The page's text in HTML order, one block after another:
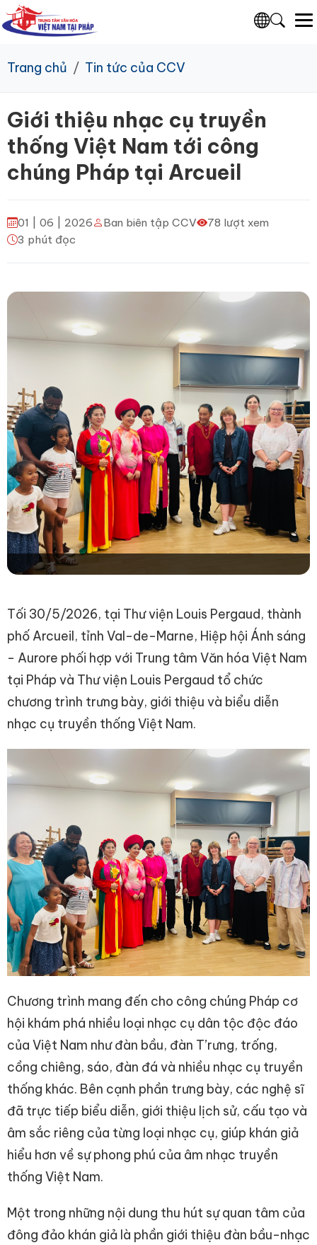
Trang chủ Tin tức của CCV
Giới thiệu nhạc cụ truyền
thống Việt Nam tới công
chúng Pháp tại Arcueil
01 | 06 | 2026 Ban biên tập CCV
78 lượt xem
3 phút đọc
Tối 30/5/2026, tại Thư viện Louis Pergaud, thành
phố Arcueil, tỉnh Val-de-Marne, Hiệp hội Ánh sáng
- Aurore phối hợp với Trung tâm Văn hóa Việt Nam
tại Pháp và Thư viện Louis Pergaud tổ chức
chương trình trưng bày, giới thiệu và biểu diễn
nhạc cụ truyền thống Việt Nam.
Chương trình mang đến cho công chúng Pháp cơ
hội khám phá nhiều loại nhạc cụ dân tộc độc đáo
của Việt Nam như đàn bầu, đàn T’rưng, trống,
cồng chiêng, sáo, đàn đá và nhiều nhạc cụ truyền
thống khác. Bên cạnh phần trưng bày, các nghệ sĩ
đã trực tiếp biểu diễn, giới thiệu lịch sử, cấu tạo và
âm sắc riêng của từng loại nhạc cụ, giúp khán giả
hiểu hơn về sự phong phú của âm nhạc truyền
thống Việt Nam.
Một trong những nội dung thu hút sự quan tâm của
đông đảo khán giả là phần giới thiệu đàn bầu-nhạc